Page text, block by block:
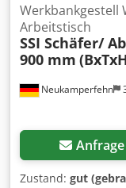
Neukamperfehn
Werkbankgestell
Arbeitstisch
SSI Schäfer/
900 mm
Zustand: gut